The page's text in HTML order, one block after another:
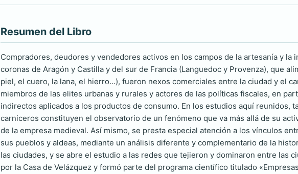
Resumen del Libro
Compradores, deudores y vendedores activos en los campos de la artesanía y
coronas de Aragón y Castilla y del sur de Francia (Languedoc y Provenza), que
piel, el cuero, la lana, el hierro...), fueron nexos comerciales entre la ciudad y el
miembros de las elites urbanas y rurales y actores de las políticas fiscales, en
indirectos aplicados a los productos de consumo. En los estudios aquí reunidos,
carniceros constituyen el observatorio de un fenómeno que va más allá de su
de la empresa medieval. Así mismo, se presta especial atención a los vínculos
sus pueblos y aldeas, mediante un análisis diferente y complementario de la
las ciudades, y se abre el estudio a las redes que tejieron y dominaron entre las
por la Casa de Velázquez y formó parte del programa científico titulado